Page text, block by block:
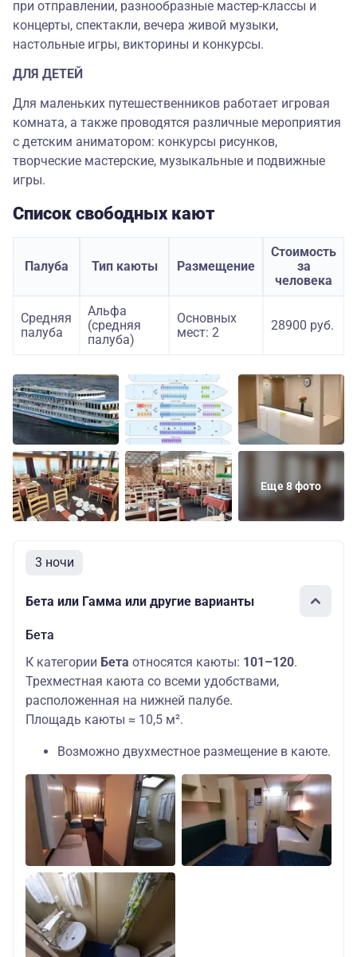
при отправлении, разнообразные мастер-классы и
концерты, спектакли, вечера живой музыки,
настольные игры, викторины и конкурсы.
ДЛЯ ДЕТЕЙ
Для маленьких путешественников работает игровая
комната, а также проводятся различные мероприятия
с детским аниматором: конкурсы рисунков,
творческие мастерские, музыкальные и подвижные
игры.
Список свободных кают
Палуба Тип каюты Размещение
Стоимость
за
человека
Средняя
палуба
Альфа
(средняя
палуба)
Основных
мест: 2
28900 руб.
Еще 8 фото
3 ночи
Бета или Гамма или другие варианты
Бета
К категории Бета относятся каюты: 101–120.
Трехместная каюта со всеми удобствами,
расположенная на нижней палубе.
Площадь каюты ≈ 10,5 м².
Возможно двухместное размещение в каюте.